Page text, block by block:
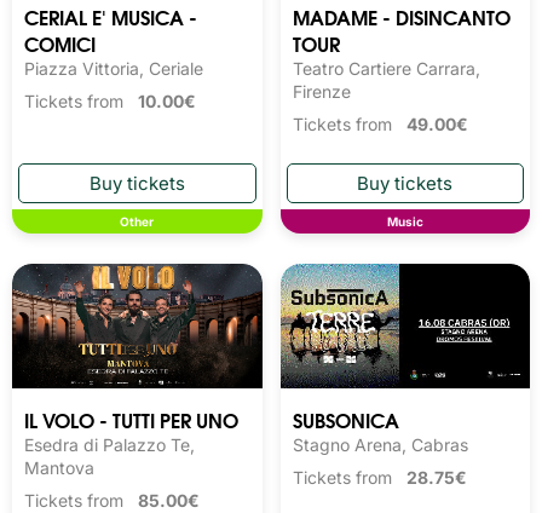
CERIAL E' MUSICA -
COMICI
Piazza Vittoria, Ceriale
Tickets from 10.00€
Other
MADAME - DISINCANTO
TOUR
Teatro Cartiere Carrara,
Firenze
Tickets from 49.00€
Music
IL VOLO - TUTTI PER UNO
Esedra di Palazzo Te,
Mantova
Tickets from 85.00€
SUBSONICA
Stagno Arena, Cabras
Tickets from 28.75€